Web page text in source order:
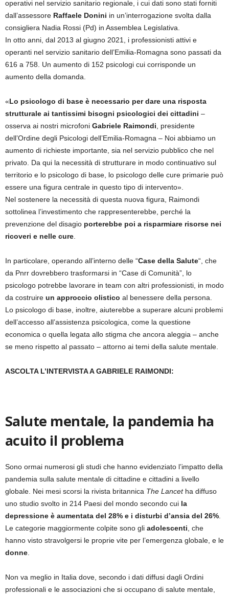
operativi nel servizio sanitario regionale, i cui dati sono stati forniti
dall’assessore Raffaele Donini in un’interrogazione svolta dalla
consigliera Nadia Rossi (Pd) in Assemblea Legislativa.
In otto anni, dal 2013 al giugno 2021, i professionisti attivi e
operanti nel servizio sanitario dell’Emilia-Romagna sono passati da
616 a 758. Un aumento di 152 psicologi cui corrisponde un
aumento della domanda.
«Lo psicologo di base è necessario per dare una risposta
strutturale ai tantissimi bisogni psicologici dei cittadini –
osserva ai nostri microfoni Gabriele Raimondi, presidente
dell’Ordine degli Psicologi dell’Emilia-Romagna – Noi abbiamo un
aumento di richieste importante, sia nel servizio pubblico che nel
privato. Da qui la necessità di strutturare in modo continuativo sul
territorio e lo psicologo di base, lo psicologo delle cure primarie può
essere una figura centrale in questo tipo di intervento».
Nel sostenere la necessità di questa nuova figura, Raimondi
sottolinea l’investimento che rappresenterebbe, perché la
prevenzione del disagio porterebbe poi a risparmiare risorse nei
ricoveri e nelle cure.
In particolare, operando all’interno delle “Case della Salute“, che
da Pnrr dovrebbero trasformarsi in “Case di Comunità”, lo
psicologo potrebbe lavorare in team con altri professionisti, in modo
da costruire un approccio olistico al benessere della persona.
Lo psicologo di base, inoltre, aiuterebbe a superare alcuni problemi
dell’accesso all’assistenza psicologica, come la questione
economica o quella legata allo stigma che ancora aleggia – anche
se meno rispetto al passato – attorno ai temi della salute mentale.
ASCOLTA L’INTERVISTA A GABRIELE RAIMONDI:
Salute mentale, la pandemia ha
acuito il problema
Sono ormai numerosi gli studi che hanno evidenziato l’impatto della
pandemia sulla salute mentale di cittadine e cittadini a livello
globale. Nei mesi scorsi la rivista britannica The Lancetha diffuso
uno studio svolto in 214 Paesi del mondo secondo cui la
depressione è aumentata del 28% e i disturbi d’ansia del 26%.
Le categorie maggiormente colpite sono gli adolescenti, che
hanno visto stravolgersi le proprie vite per l’emergenza globale, e le
donne.
Non va meglio in Italia dove, secondo i dati diffusi dagli Ordini
professionali e le associazioni che si occupano di salute mentale,